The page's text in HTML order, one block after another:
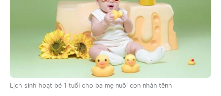
Lịch sinh hoạt bé 1 tuổi cho ba mẹ nuôi con nhàn tênh